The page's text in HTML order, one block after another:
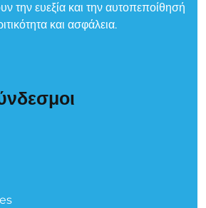
την ευεξία και την αυτοπεποίθησή
και ασφάλεια.